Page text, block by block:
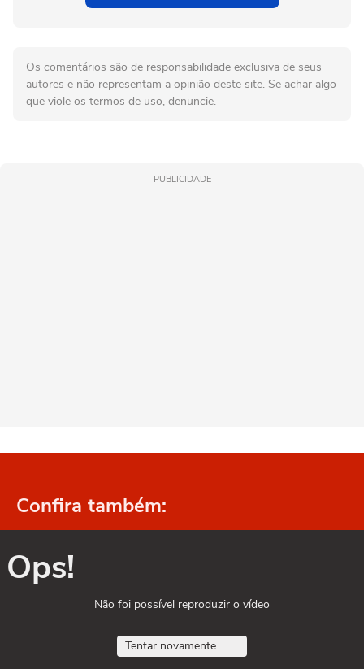
Os comentários são de responsabilidade exclusiva de seus
autores e não representam a opinião deste site. Se achar algo
que viole os termos de uso, denuncie.
PUBLICIDADE
Confira também:
Ops!
Não foi possível reproduzir o vídeo
Tentar novamente